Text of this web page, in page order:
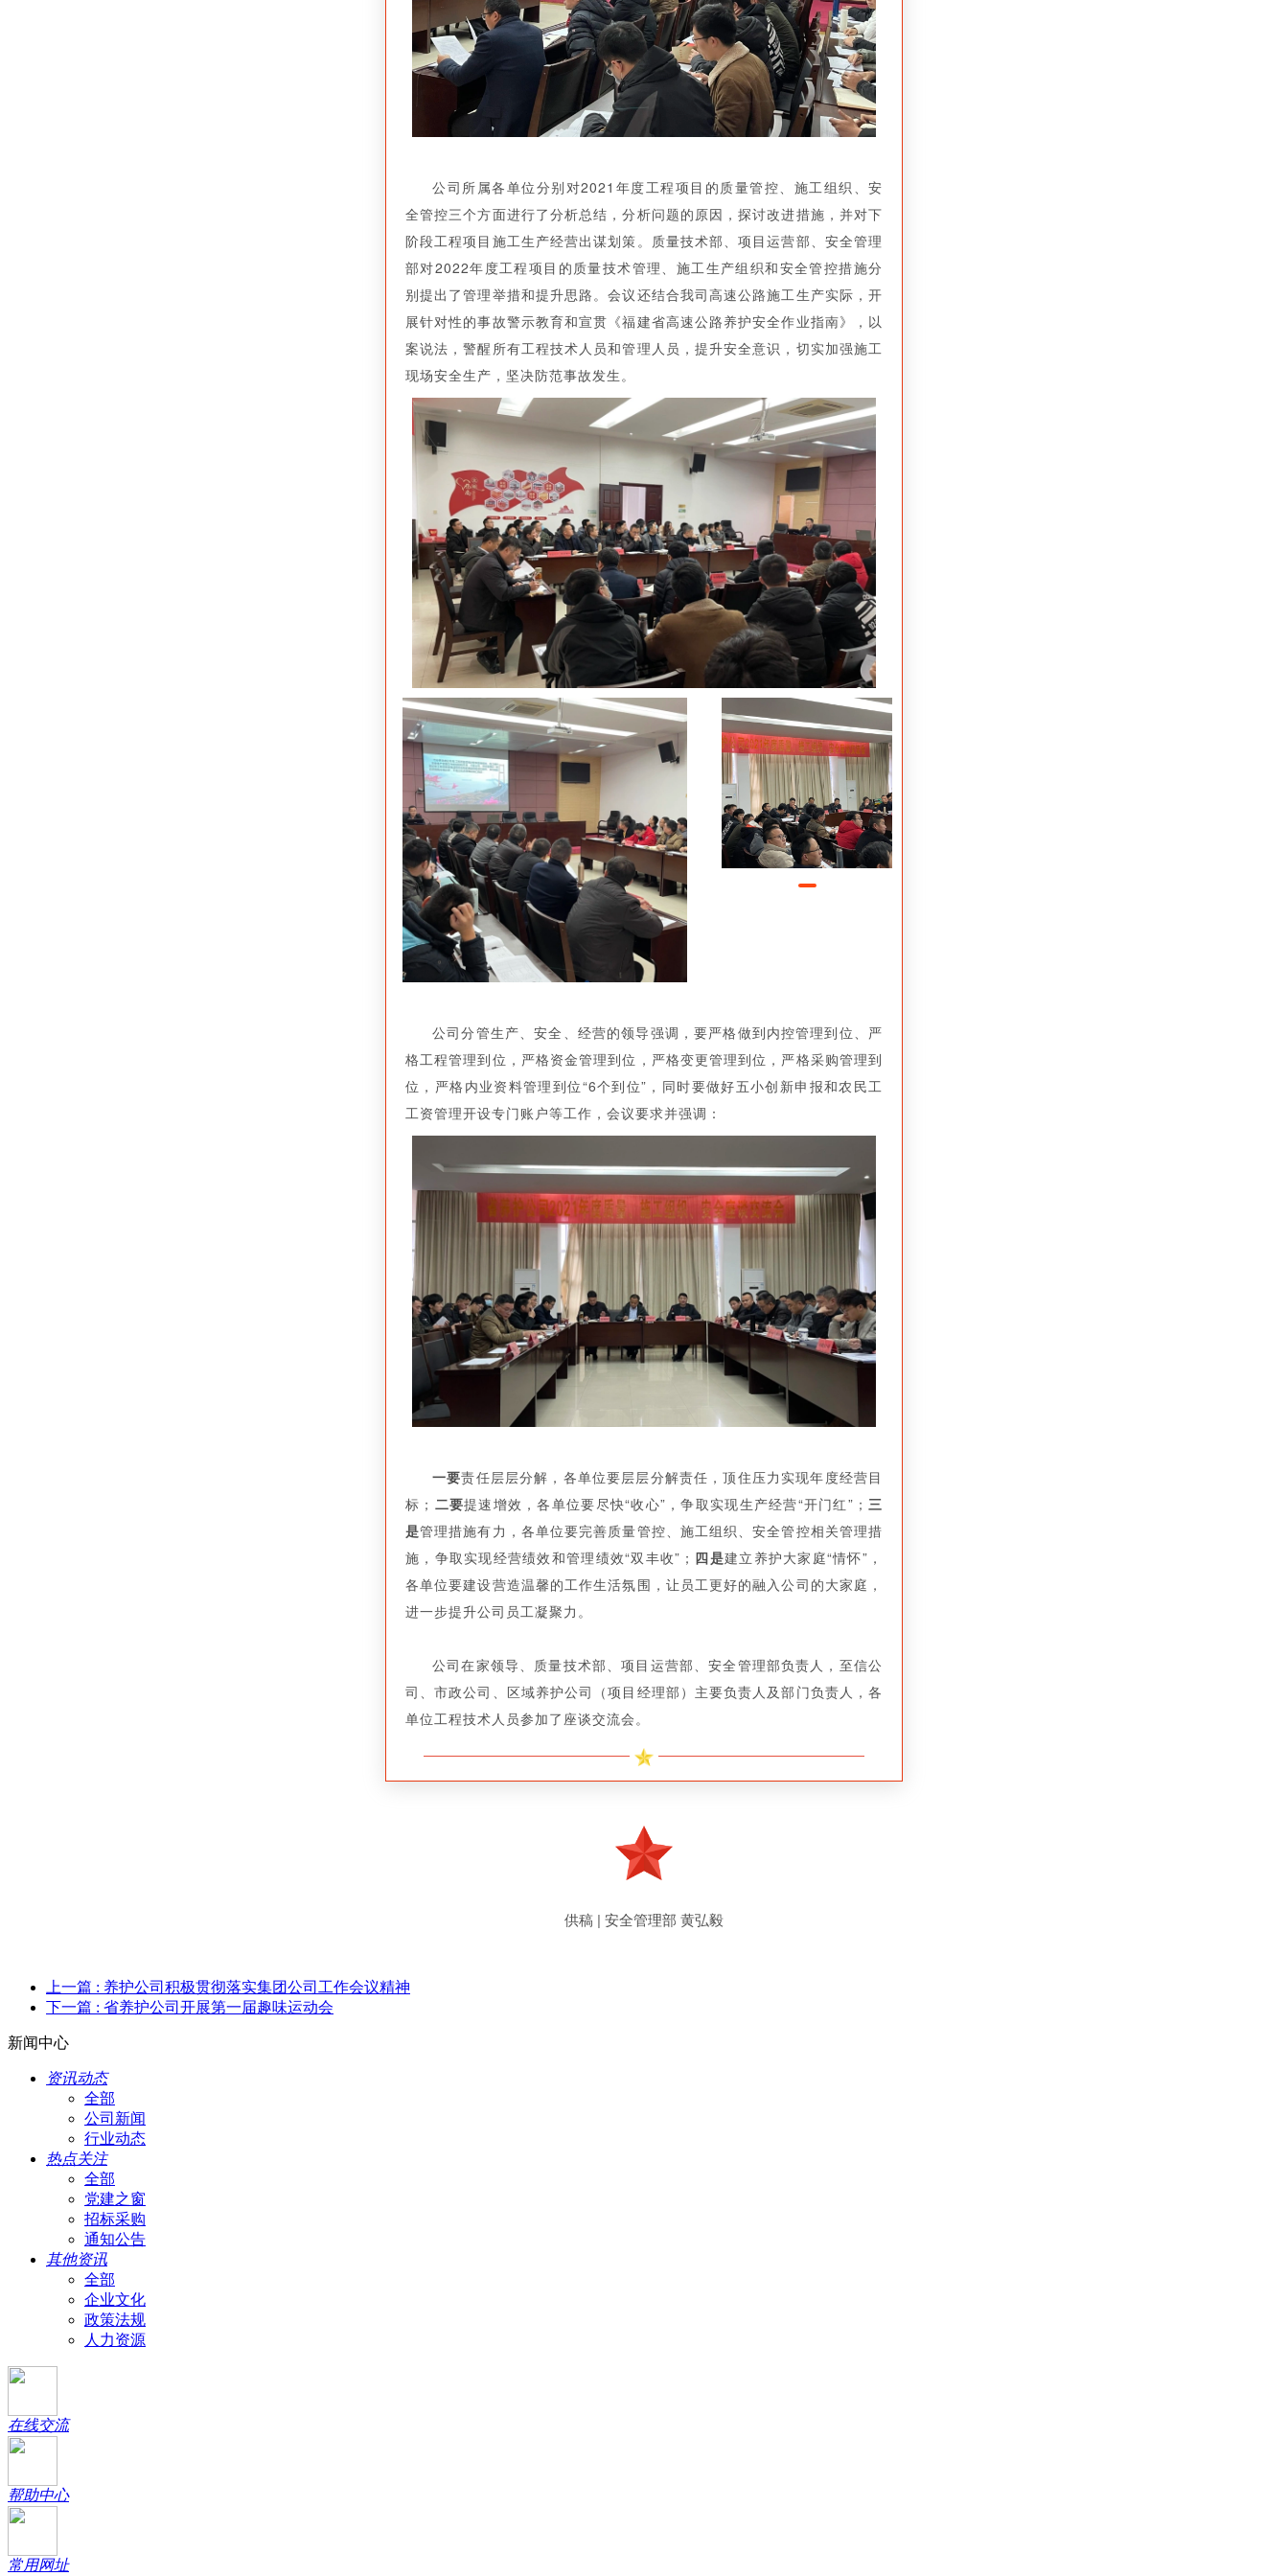
公司所属各单位分别对2021年度工程项目的质量管控、施工组织、安
全管控三个方面进行了分析总结，分析问题的原因，探讨改进措施，并对下
阶段工程项目施工生产经营出谋划策。质量技术部、项目运营部、安全管理
部对2022年度工程项目的质量技术管理、施工生产组织和安全管控措施分
别提出了管理举措和提升思路。会议还结合我司高速公路施工生产实际，开
展针对性的事故警示教育和宣贯《福建省高速公路养护安全作业指南》，以
案说法，警醒所有工程技术人员和管理人员，提升安全意识，切实加强施工
现场安全生产，坚决防范事故发生。
公司分管生产、安全、经营的领导强调，要严格做到内控管理到位、严
格工程管理到位，严格资金管理到位，严格变更管理到位，严格采购管理到
位，严格内业资料管理到位“6个到位”，同时要做好五小创新申报和农民工
工资管理开设专门账户等工作，会议要求并强调：
一要责任层层分解，各单位要层层分解责任，顶住压力实现年度经营目
标； 二要提速增效，各单位要尽快“收心”，争取实现生产经营“开门红”； 三
是管理措施有力，各单位要完善质量管控、施工组织、安全管控相关管理措
施，争取实现经营绩效和管理绩效“双丰收”； 四是建立养护大家庭“情怀”，
各单位要建设营造温馨的工作生活氛围，让员工更好的融入公司的大家庭，
进一步提升公司员工凝聚力。
公司在家领导、质量技术部、项目运营部、安全管理部负责人，至信公
司、市政公司、区域养护公司（项目经理部）主要负责人及部门负责人，各
单位工程技术人员参加了座谈交流会。
供稿 | 安全管理部 黄弘毅
上一篇 : 养护公司积极贯彻落实集团公司工作会议精神
下一篇 : 省养护公司开展第一届趣味运动会
新闻中心
资讯动态
全部
公司新闻
行业动态
热点关注
全部
党建之窗
招标采购
通知公告
其他资讯
全部
企业文化
政策法规
人力资源
在线交流
帮助中心
常用网址